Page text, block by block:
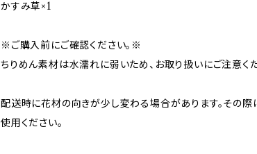
かすみ草×1
※ご購入前にご確認ください。※
ちりめん素材は水濡れに弱いため、お取り扱いにご注意くだ
配送時に花材の向きが少し変わる場合があります。その際
使用ください。